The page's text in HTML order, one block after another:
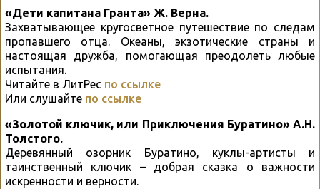
«Дети капитана Гранта» Ж. Верна.
Захватывающее кругосветное путешествие по следам
пропавшего отца. Океаны, экзотические страны и
настоящая дружба, помогающая преодолеть любые
испытания.
Читайте в ЛитРес по ссылке
Или слушайте по ссылке
«Золотой ключик, или Приключения Буратино» А.Н.
Толстого.
Деревянный озорник Буратино, куклы-артисты и
таинственный ключик – добрая сказка о важности
искренности и верности.